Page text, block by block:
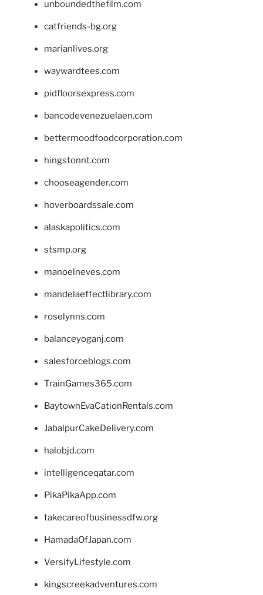
unboundedthefilm.com
catfriends-bg.org
marianlives.org
waywardtees.com
pidfloorsexpress.com
bancodevenezuelaen.com
bettermoodfoodcorporation.com
hingstonnt.com
chooseagender.com
hoverboardssale.com
alaskapolitics.com
stsmp.org
manoelneves.com
mandelaeffectlibrary.com
roselynns.com
balanceyoganj.com
salesforceblogs.com
TrainGames365.com
BaytownEvaCationRentals.com
JabalpurCakeDelivery.com
halobjd.com
intelligenceqatar.com
PikaPikaApp.com
takecareofbusinessdfw.org
HamadaOfJapan.com
VersifyLifestyle.com
kingscreekadventures.com